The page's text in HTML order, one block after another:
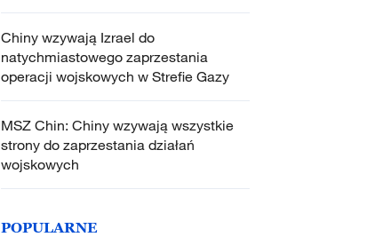
Chiny wzywają Izrael do
natychmiastowego zaprzestania
operacji wojskowych w Strefie Gazy
MSZ Chin: Chiny wzywają wszystkie
strony do zaprzestania działań
wojskowych
POPULARNE